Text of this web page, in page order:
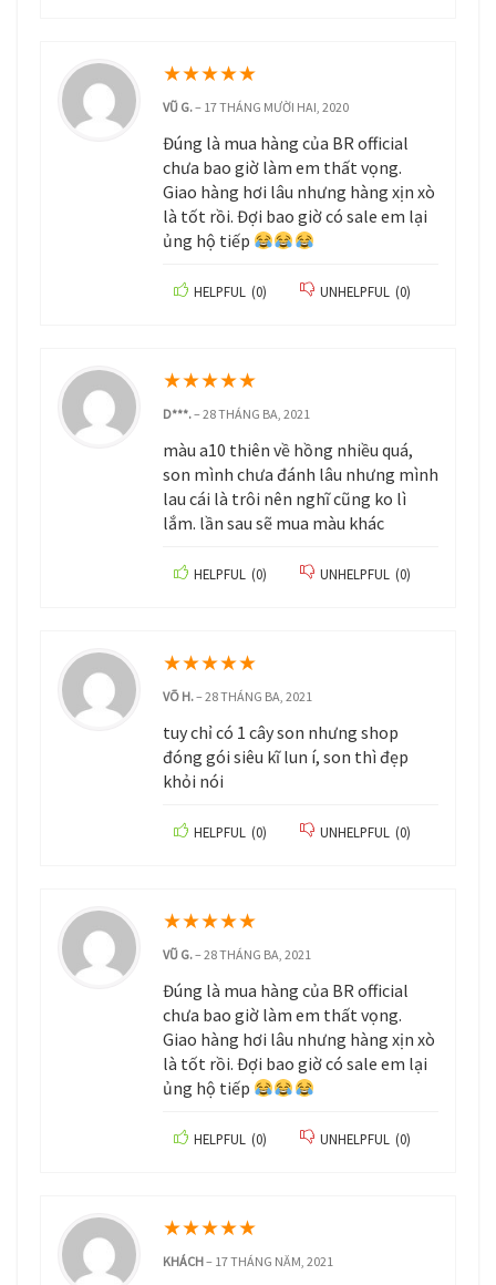
★★★★★
VŨ G.– 17 THÁNG MƯỜI HAI, 2020
Đúng là mua hàng của BR official
chưa bao giờ làm em thất vọng.
Giao hàng hơi lâu nhưng hàng xịn xò
là tốt rồi. Đợi bao giờ có sale em lại
ủng hộ tiếp
HELPFUL (0) UNHELPFUL (0)
★★★★★
D***.–28 THÁNG BA, 2021
màu a10 thiên về hồng nhiều quá,
son mình chưa đánh lâu nhưng mình
lau cái là trôi nên nghĩ cũng ko lì
lắm. lần sau sẽ mua màu khác
HELPFUL (0) UNHELPFUL (0)
★★★★★
VÕ H.–28 THÁNG BA, 2021
tuy chỉ có 1 cây son nhưng shop
đóng gói siêu kĩ lun í, son thì đẹp
khỏi nói
HELPFUL (0) UNHELPFUL (0)
★★★★★
VŨ G.–28 THÁNG BA, 2021
Đúng là mua hàng của BR official
chưa bao giờ làm em thất vọng.
Giao hàng hơi lâu nhưng hàng xịn xò
là tốt rồi. Đợi bao giờ có sale em lại
ủng hộ tiếp
HELPFUL (0) UNHELPFUL (0)
★★★★★
KHÁCH– 17 THÁNG NĂM, 2021